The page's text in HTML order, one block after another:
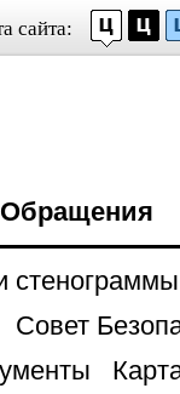
сайта:
Обращения
стенограммы
Совет